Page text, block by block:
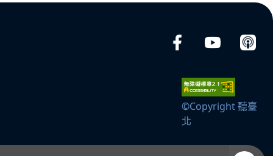
©Copyright 聽臺
北